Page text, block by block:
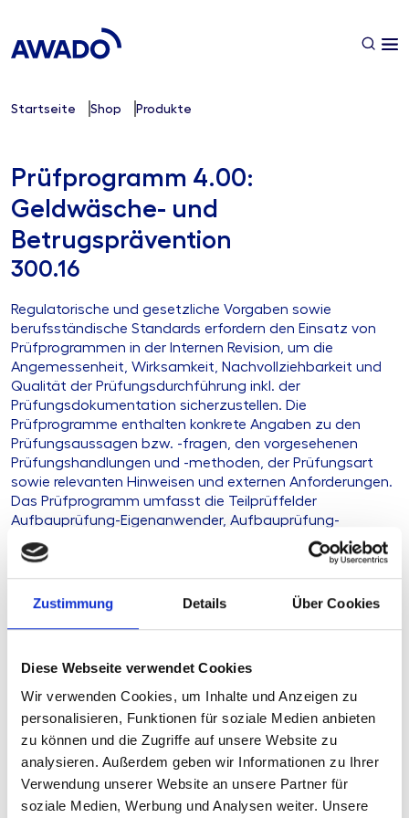
Zustimmung Details Über Cookies
Diese Webseite verwendet Cookies
Wir verwenden Cookies, um Inhalte und Anzeigen zu
personalisieren, Funktionen für soziale Medien anbieten
zu können und die Zugriffe auf unsere Website zu
analysieren. Außerdem geben wir Informationen zu Ihrer
Verwendung unserer Website an unsere Partner für
soziale Medien, Werbung und Analysen weiter. Unsere
Startseite Shop Produkte
Prüfprogramm 4.00:
Geldwäsche- und
Betrugsprävention
300.16
Regulatorische und gesetzliche Vorgaben sowie
berufsständische Standards erfordern den Einsatz von
Prüfprogrammen in der Internen Revision, um die
Angemessenheit, Wirksamkeit, Nachvollziehbarkeit und
Qualität der Prüfungsdurchführung inkl. der
Prüfungsdokumentation sicherzustellen. Die
Prüfprogramme enthalten konkrete Angaben zu den
Prüfungsaussagen bzw. -fragen, den vorgesehenen
Prüfungshandlungen und -methoden, der Prüfungsart
sowie relevanten Hinweisen und externen Anforderungen.
Das Prüfprogramm umfasst die Teilprüffelder
Aufbauprüfung-Eigenanwender, Aufbauprüfung-
Auslagerung DZ-CP, Interne Sicherheitsmaßnahmen,
allgemeine Sorgfaltspflichten, Monitoring-Verdachtsfälle,
Sonstiges, zusätzlich bei Auslagerung DZ-CP
Ihre Herausforderung
Unsere Lösung
Ihre Vorteile
Produkttyp Arbeitshilfe